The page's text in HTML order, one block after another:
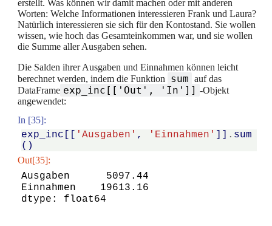
erstellt. Was können wir damit machen oder mit anderen
Worten: Welche Informationen interessieren Frank und Laura?
Natürlich interessieren sie sich für den Kontostand. Sie wollen
wissen, wie hoch das Gesamteinkommen war, und sie wollen
die Summe aller Ausgaben sehen.
Die Salden ihrer Ausgaben und Einnahmen können leicht
berechnet werden, indem die Funktion
sum auf das
DataFrame exp_inc[['Out', 'In']] -Objekt
angewendet:
In [35]:
exp_inc 'Ausgaben' , 'Einnahmen' . sum
()
Out[35]:
Ausgaben      5097.44
Einnahmen    19613.16
dtype: float64